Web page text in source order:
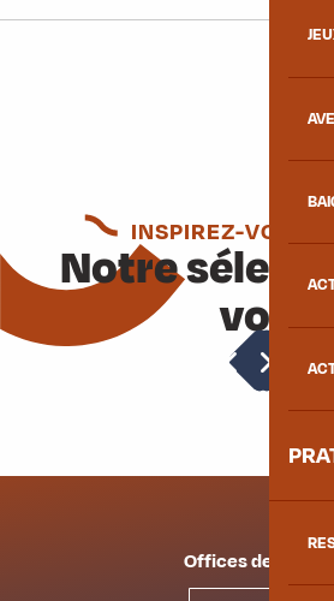
INSPIREZ-VOUS
Notre
vous
Accompagnateurs en
Offices de